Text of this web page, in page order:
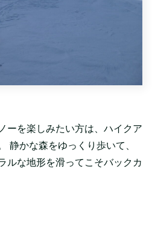
ーを楽しみたい方は、ハイクア
静かな森をゆっくり歩いて、
ルな地形を滑ってこそバックカ